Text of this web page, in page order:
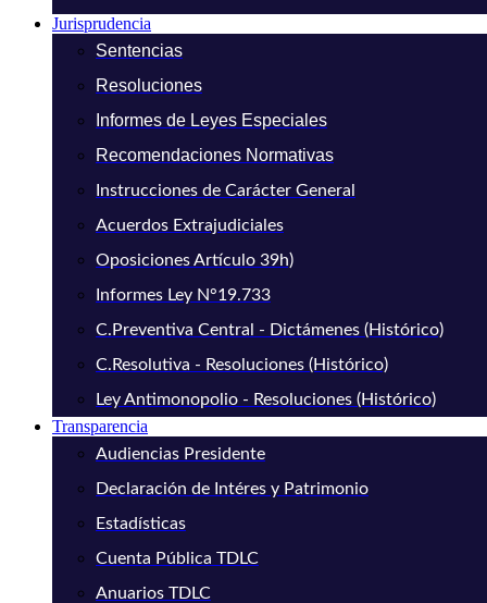
Jurisprudencia
Sentencias
Resoluciones
Informes de Leyes Especiales
Recomendaciones Normativas
Instrucciones de Carácter General
Acuerdos Extrajudiciales
Oposiciones Artículo 39h)
Informes Ley N°19.733
C.Preventiva Central - Dictámenes (Histórico)
C.Resolutiva - Resoluciones (Histórico)
Ley Antimonopolio - Resoluciones (Histórico)
Transparencia
Audiencias Presidente
Declaración de Intéres y Patrimonio
Estadísticas
Cuenta Pública TDLC
Anuarios TDLC